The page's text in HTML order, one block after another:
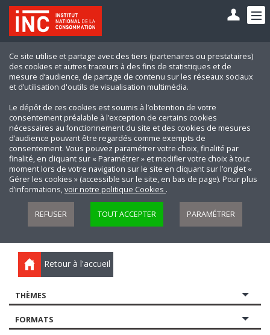
Ce site utilise et partage avec des tiers (partenaires ou prestataires)
des cookies et autres traceurs à des fins de statistiques et de
mesure d’audience, de partage de contenu sur les réseaux sociaux
et d’utilisation d'outils de visualisation multimédia.
Le dépôt de ces cookies est soumis à l’obtention de votre
consentement préalable à l’exception de certains cookies
nécessaires au fonctionnement du site et des cookies de mesures
d’audience pouvant être regardés comme exempts de
consentement. Vous pouvez paramétrer votre choix, finalité par
finalité, en cliquant sur « Paramétrer » et modifier votre choix à tout
moment lors de votre navigation sur le site en cliquant sur l’onglet «
Gérer les cookies » (accessible sur le site, en bas de page). Pour plus
d’informations,voir notre politique Cookies .
REFUSER TOUT ACCEPTER PARAMÉTRER
Retour à l'accueil
THÈMES
FORMATS